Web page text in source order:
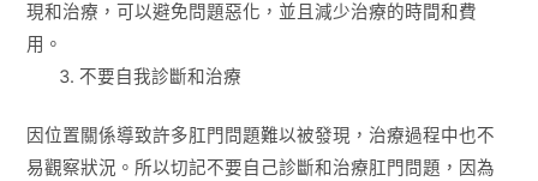
現和治療，可以避免問題惡化，並且減少治療的時間和費
用。
不要自我診斷和治療
因位置關係導致許多肛門問題難以被發現，治療過程中也不
易觀察狀況。所以切記不要自己診斷和治療肛門問題，因為